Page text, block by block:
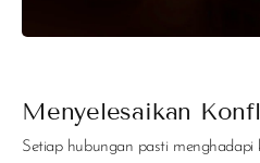
Menyelesaikan
Setiap hubungan pasti menghadapi